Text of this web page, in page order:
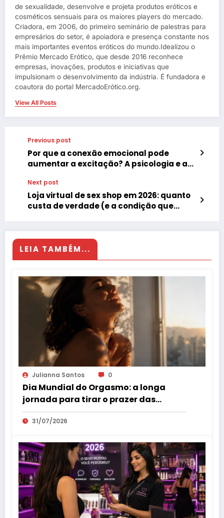
de sexualidade, desenvolve e projeta produtos eróticos e
cosméticos sensuais para os maiores players do mercado.
Criadora, em 2006, do primeiro seminário de palestras para
empresários do setor, é apoiadora e presença constante nos
mais importantes eventos eróticos do mundo.Idealizou o
Prêmio Mercado Erótico, que desde 2016 reconhece
empresas, inovações, produtos e iniciativas que
impulsionam o desenvolvimento da indústria. É fundadora e
coautora do portal MercadoErótico.org.
View All Posts
Previous post
Por que a conexão emocional pode
aumentar a excitação? A psicologia e a
fenômeno.
Next post
Loja virtual de sex shop em 2026: quanto
custa de verdade (e a condição que
LEIA TAMBÉM...
Julianna Santos 0
Dia Mundial do Orgasmo: a longa
jornada para tirar o prazer das
sombras
31/07/2026